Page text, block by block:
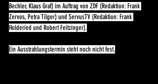
Bechler, Klaus Graf) im Auftrag von ZDF (Redaktion: Frank
Zervos, Petra Tilger) und ServusTV (Redaktion: Frank
Holderied und Robert Feitzinger).
Ein Ausstrahlungstermin steht noch nicht fest.